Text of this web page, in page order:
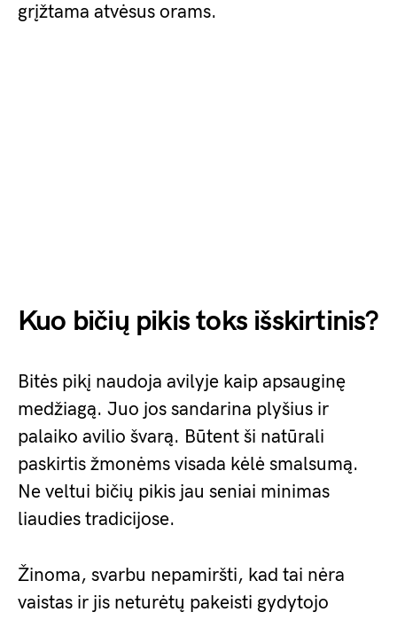
grįžtama atvėsus orams.
Kuo bičių pikis toks išskirtinis?
Bitės pikį naudoja avilyje kaip apsauginę
medžiagą. Juo jos sandarina plyšius ir
palaiko avilio švarą. Būtent ši natūrali
paskirtis žmonėms visada kėlė smalsumą.
Ne veltui bičių pikis jau seniai minimas
liaudies tradicijose.
Žinoma, svarbu nepamiršti, kad tai nėra
vaistas ir jis neturėtų pakeisti gydytojo